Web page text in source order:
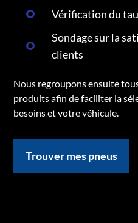
Vérification du
Sondage sur la
clients
Nous regroupons ensuite
produits afin de faciliter la
besoins et votre véhicule.
Trouver mes pneus